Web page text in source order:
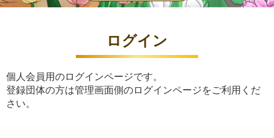
ログイン
個人会員用のログインページです。
登録団体の方は管理画面側のログインページをご利用くだ
さい。